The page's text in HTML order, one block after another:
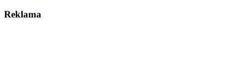
Reklama